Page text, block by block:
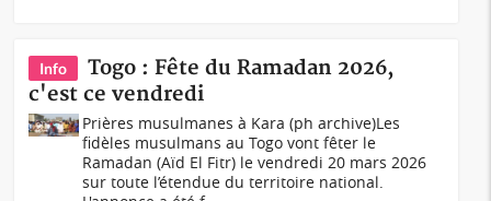
Info
Togo : Fête du Ramadan 2026,
c'est ce vendredi
Prières musulmanes à Kara (ph archive)Les
fidèles musulmans au Togo vont fêter le
Ramadan (Aïd El Fitr) le vendredi 20 mars 2026
sur toute l’étendue du territoire national.